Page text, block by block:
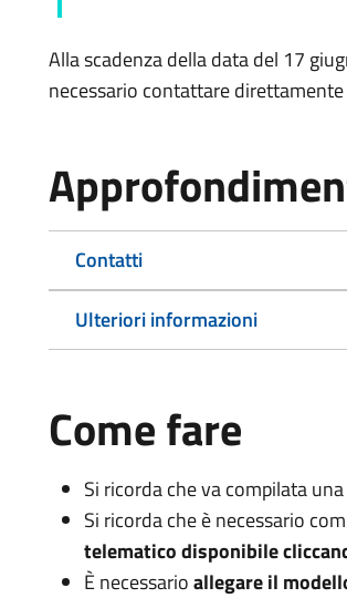
Alla scadenza della data del 17
necessario contattare
Contatti
Ulteriori informazioni
Come fare
Si ricorda che va compilata
Si ricorda che è necessario
telematico disponibile
È necessarioallegare il